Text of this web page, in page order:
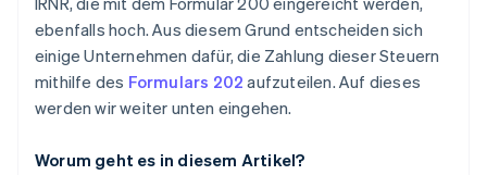
ebenfalls hoch. Aus diesem Grund entscheiden sich
einige Unternehmen dafür, die Zahlung dieser Steuern
mithilfe des Formulars 202 aufzuteilen. Auf dieses
werden wir weiter unten eingehen.
Worum geht es in diesem Artikel?